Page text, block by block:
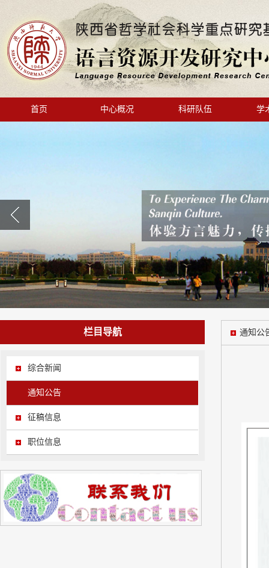
首页 中心概况 科研队伍 学
栏目导航
综合新闻
通知公告
征稿信息
职位信息
通知公